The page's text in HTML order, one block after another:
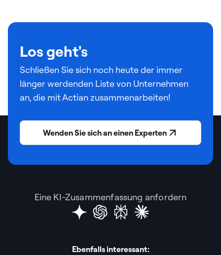
Los geht's
Schließen Sie sich noch heute der immer
länger werdenden Liste von Unternehmen
an, die mit Actian zusammenarbeiten!
Wenden Sie sich an einen Experten
Eine KI-Zusammenfassung anfordern
Ebenfalls interessant: